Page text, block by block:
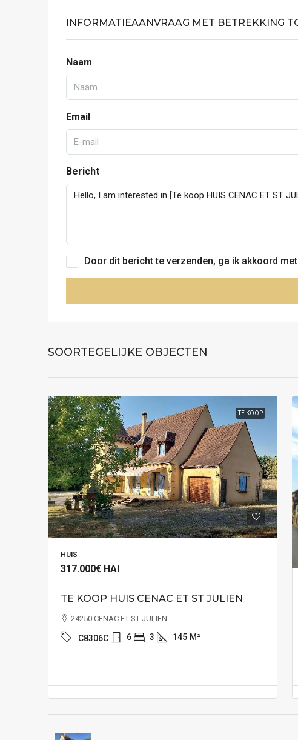
INFORMATIEAANVRAAG MET BETREKKING
Naam
Email
Bericht
Door dit bericht te verzenden, ga ik akkoord
SOORTEGELIJKE OBJECTEN
TE KOOP
HUIS
317.000€ HAI
TE KOOP HUIS CENAC ET ST JULIEN
24250 CENAC ET ST JULIEN
C8306C 6 3 145 M²